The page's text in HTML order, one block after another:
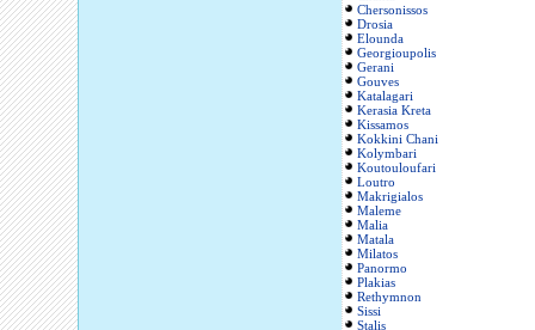
Chersonissos
Drosia
Elounda
Georgioupolis
Gerani
Gouves
Katalagari
Kerasia Kreta
Kissamos
Kokkini Chani
Kolymbari
Koutouloufari
Loutro
Makrigialos
Maleme
Malia
Matala
Milatos
Panormo
Plakias
Rethymnon
Sissi
Stalis